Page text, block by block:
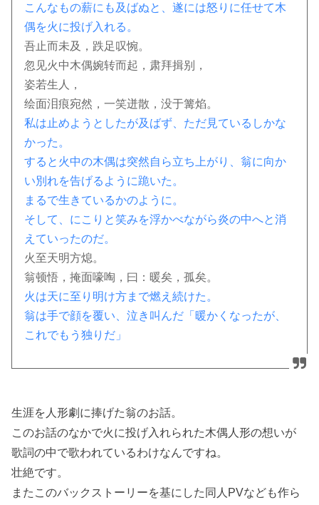
こんなもの薪にも及ばぬと、遂には怒りに任せて木
偶を火に投げ入れる。
吾止而未及，跌足叹惋。
忽见火中木偶婉转而起，肃拜揖别，
姿若生人，
绘面泪痕宛然，一笑迸散，没于篝焰。
私は止めようとしたが及ばず、ただ見ているしかな
かった。
すると火中の木偶は突然自ら立ち上がり、翁に向か
い別れを告げるように跪いた。
まるで生きているかのように。
そして、にこりと笑みを浮かべながら炎の中へと消
えていったのだ。
火至天明方熄。
翁顿悟，掩面嚎啕，曰：暖矣，孤矣。
火は天に至り明け方まで燃え続けた。
翁は手で顔を覆い、泣き叫んだ「暖かくなったが、
これでもう独りだ」
生涯を人形劇に捧げた翁のお話。
このお話のなかで火に投げ入れられた木偶人形の想いが
歌詞の中で歌われているわけなんですね。
壮絶です。
またこのバックストーリーを基にした同人PVなども作ら